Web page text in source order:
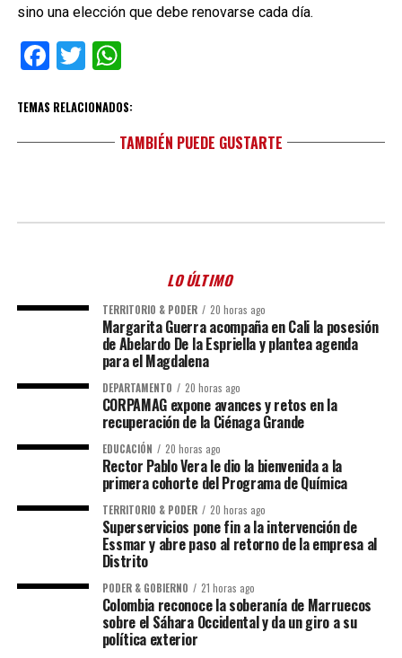
sino una elección que debe renovarse cada día.
Facebook
TwitterWhatsApp
TEMAS RELACIONADOS:
TAMBIÉN PUEDE GUSTARTE
LO ÚLTIMO
TERRITORIO & PODER 20 horas ago
Margarita Guerra acompaña en Cali la posesión
de Abelardo De la Espriella y plantea agenda
para el Magdalena
DEPARTAMENTO 20 horas ago
CORPAMAG expone avances y retos en la
recuperación de la Ciénaga Grande
EDUCACIÓN 20 horas ago
Rector Pablo Vera le dio la bienvenida a la
primera cohorte del Programa de Química
TERRITORIO & PODER 20 horas ago
Superservicios pone fin a la intervención de
Essmar y abre paso al retorno de la empresa al
Distrito
PODER & GOBIERNO 21 horas ago
Colombia reconoce la soberanía de Marruecos
sobre el Sáhara Occidental y da un giro a su
política exterior